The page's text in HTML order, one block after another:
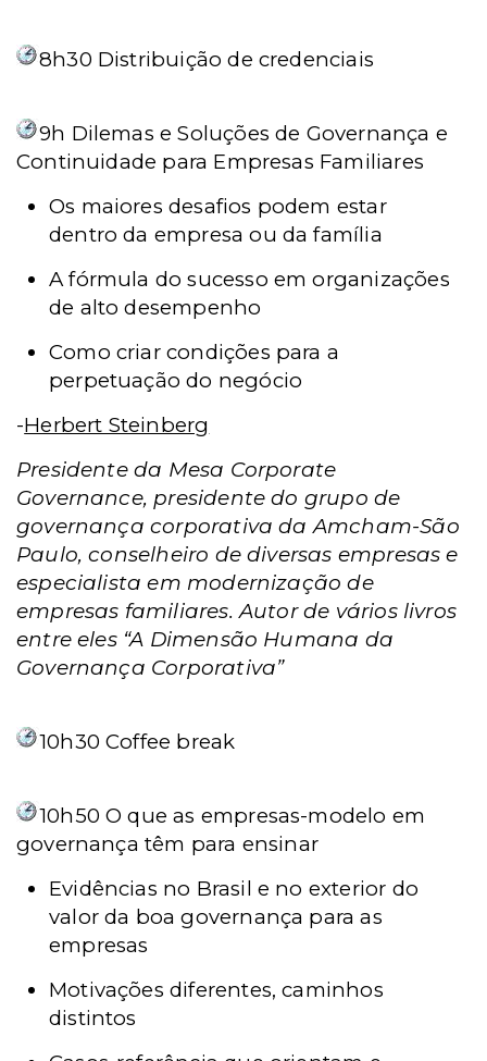
8h30 Distribuição de credenciais
9h Dilemas e Soluções de Governança e
Continuidade para Empresas Familiares
Os maiores desafios podem estar
dentro da empresa ou da família
A fórmula do sucesso em organizações
de alto desempenho
Como criar condições para a
perpetuação do negócio
-Herbert Steinberg
Presidente da Mesa Corporate
Governance, presidente do grupo de
governança corporativa da Amcham-São
Paulo, conselheiro de diversas empresas e
especialista em modernização de
empresas familiares. Autor de vários livros
entre eles “A Dimensão Humana da
Governança Corporativa”
10h30 Coffee break
10h50 O que as empresas-modelo em
governança têm para ensinar
Evidências no Brasil e no exterior do
valor da boa governança para as
empresas
Motivações diferentes, caminhos
distintos